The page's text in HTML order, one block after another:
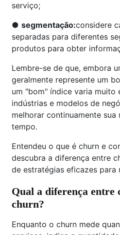
serviço;
● segmentação:considere
separadas para diferentes
produtos para obter
Lembre-se de que, embora
geralmente represente um
um "bom" índice varia muito
indústrias e modelos de
melhorar continuamente
tempo.
Entendeu o que é churn e
descubra a diferença entre
de estratégias eficazes para
Qual a diferença entre
churn?
Enquanto o churn mede